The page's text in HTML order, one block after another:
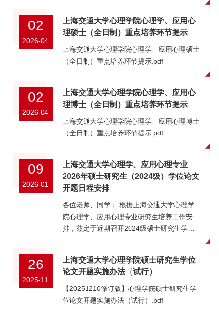
期五）12：00之前将以下材料打包提交至班
长邮箱，不交或填写内容不全者，不得参加中
期检查考核：（1）《上海交通大学心理学、
应用心理专业硕士学位论文中期检查报告》
子签名，并同步提交导师同意使用电子签名的
沟通记录截图。电子版扫描提交，纸质版需保
存完整，另行通知提交。（2）《科研记录
簿》原件及相关学术论文等支撑材料（如有，
交。 3、请于2026 年 7 月 5 日（星期天）
12：00 之前将PPT（汇报时长不超过10分
钟）发送至班长邮箱，PPT 命名为“汇报序号
lv_ssxx626@sjtu.edu.cn注：PPT 一经提交，
恕不替换；逾期未交，不得参加中期检查考
核。 三、附件附表 1：汇报顺序和时间附件
查报告.docx 上海交通大学心理学院 2026 年
6 月 16 日 附表 1：汇报顺序和时间序号时间
08:50欧阳寒来124729910010专硕陈珏
208:50-09:10易香含124729910005学硕范青
知。人才培养办2026年5月25日附件：《上海
交通大学心理学、应用心理专业2026年博士
研究生（2024级）学位论文开题报告会议日
程》上海交通大学心理学、应用心理专业
02
2026-04
上海交通大学心理学院心理学、应用心
理硕士（全日制）重点培养环节提示
上海交通大学心理学院心理学、应用心理硕士
（全日制）重点培养环节提示.pdf
02
2026-04
上海交通大学心理学院心理学、应用心
理博士（全日制）重点培养环节提示
上海交通大学心理学院心理学、应用心理博士
（全日制）重点培养环节提示.pdf
09
2026-01
上海交通大学心理学、应用心理专业
2026年硕士研究生（2024级）学位论文
开题日程安排
各位老师、同学： 根据上海交通大学心理学
院心理学、应用心理专业研究生培养工作安
排，兹定于近期召开2024级硕士研究生学位
件。 心理学院人才培养办公室2026年1月9
日 附件：上海交通大学心理学、应用心理专
业2026年硕士研究生（2024级）学位论文开
题报告会议日程.pdf
26
2025-11
上海交通大学心理学院硕士研究生学位
论文开题实施办法（试行）
【20251210修订版】心理学院硕士研究生学
位论文开题实施办法（试行）.pdf